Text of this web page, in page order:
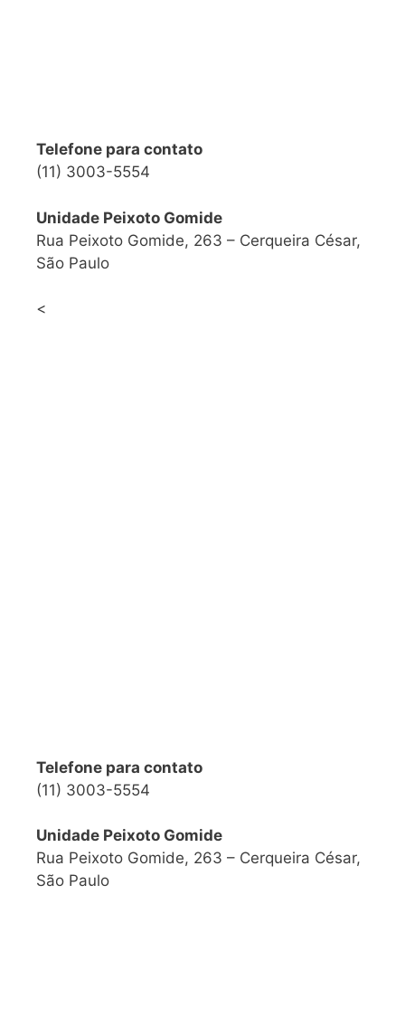
Telefone para contato
(11) 3003-5554
Unidade Peixoto Gomide
Rua Peixoto Gomide, 263 – Cerqueira César,
São Paulo
<
Telefone para contato
(11) 3003-5554
Unidade Peixoto Gomide
Rua Peixoto Gomide, 263 – Cerqueira César,
São Paulo